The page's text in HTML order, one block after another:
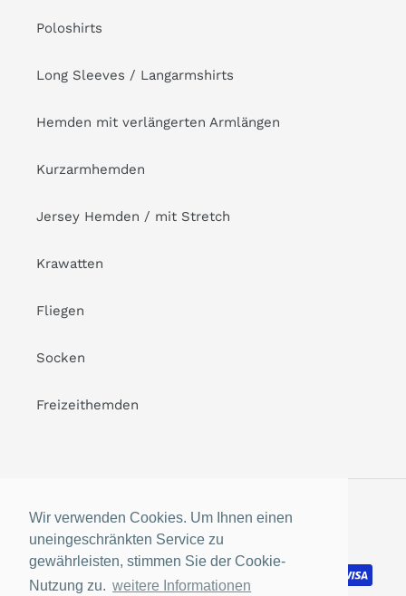
Wir verwenden Cookies. Um Ihnen einen
uneingeschränkten Service zu
gewährleisten, stimmen Sie der Cookie-
Nutzung zu. weitere Informationen
Poloshirts
Long Sleeves / Langarmshirts
Hemden mit verlängerten Armlängen
Kurzarmhemden
Jersey Hemden / mit Stretch
Krawatten
Fliegen
Socken
Freizeithemden
FacebookInstagram
Payment
methods